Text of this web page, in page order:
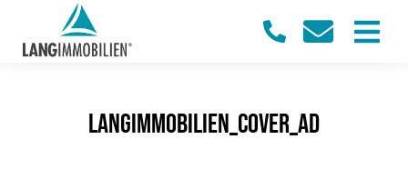
LangImmobilien_Cover_Ad